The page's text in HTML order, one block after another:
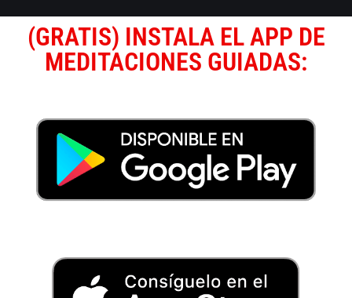
(GRATIS) INSTALA EL APP DE
MEDITACIONES GUIADAS: